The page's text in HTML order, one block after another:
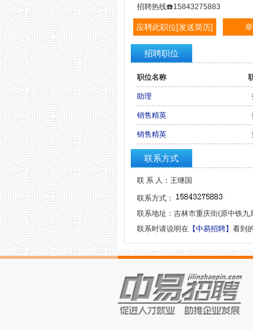
招聘热线☎️15843275883
招聘职位
职位名称
助理
销售精英
销售精英
联系方式
联 系 人：王继国
联系方式：
联系地址：吉林市重庆街(原中铁九
联系时请说明在 【中易招聘】 看到